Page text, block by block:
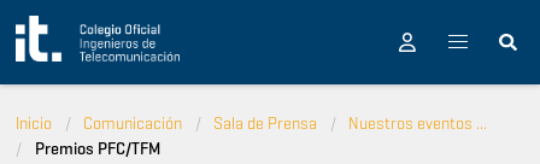
Pasar al contenido principal
Inicio Comunicación Sala de Prensa
Nuestros eventos ...
Premios PFC/TFM